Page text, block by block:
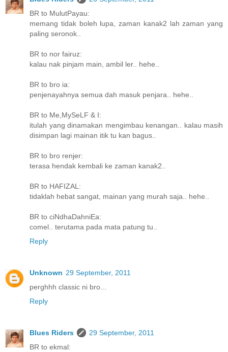
BR to MulutPayau:
memang tidak boleh lupa, zaman kanak2 lah zaman yang
paling seronok..
BR to nor fairuz:
kalau nak pinjam main, ambil ler.. hehe..
BR to bro ia:
penjenayahnya semua dah masuk penjara.. hehe..
BR to Me,MySeLF & I:
itulah yang dinamakan mengimbau kenangan.. kalau masih
disimpan lagi mainan itik tu kan bagus..
BR to bro renjer:
terasa hendak kembali ke zaman kanak2..
BR to HAFIZAL:
tidaklah hebat sangat, mainan yang murah saja.. hehe..
BR to ciNdhaDahniEa:
comel.. terutama pada mata patung tu..
Reply
Unknown 29 September, 2011
perghhh classic ni bro...
Reply
Blues Riders
29 September, 2011
BR to ekmal: